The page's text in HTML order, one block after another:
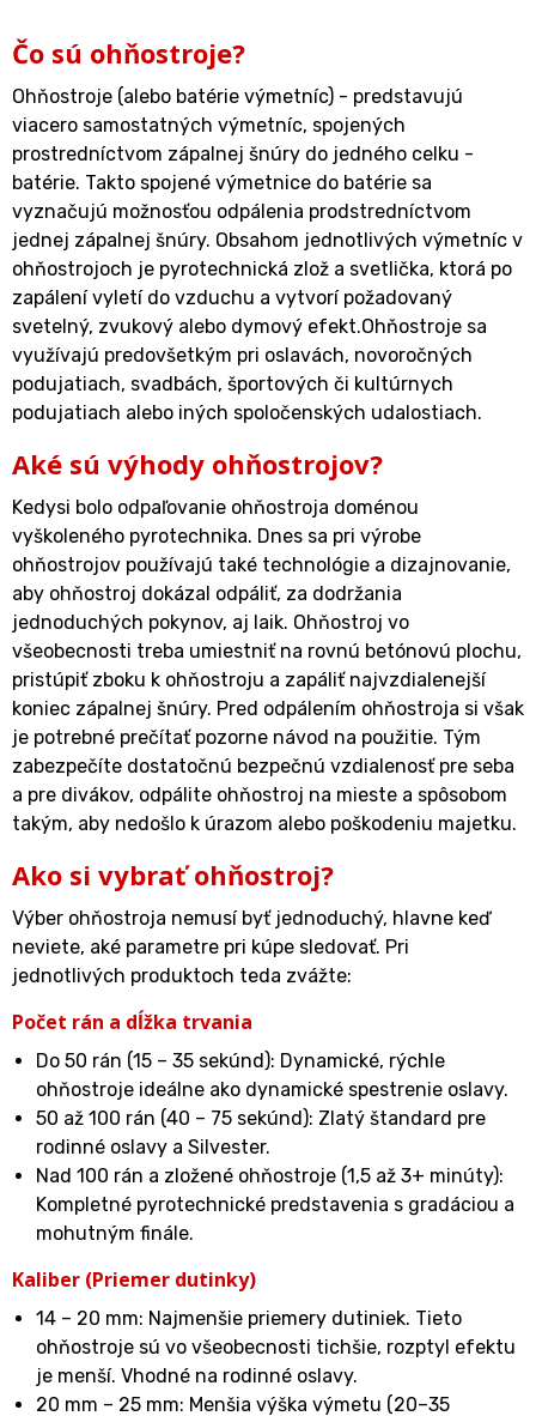
Čo sú ohňostroje?
Ohňostroje (alebo batérie výmetníc) - predstavujú
viacero samostatných výmetníc, spojených
prostredníctvom zápalnej šnúry do jedného celku -
batérie. Takto spojené výmetnice do batérie sa
vyznačujú možnosťou odpálenia prodstredníctvom
jednej zápalnej šnúry. Obsahom jednotlivých výmetníc v
ohňostrojoch je pyrotechnická zlož a svetlička, ktorá po
zapálení vyletí do vzduchu a vytvorí požadovaný
svetelný, zvukový alebo dymový efekt.Ohňostroje sa
využívajú predovšetkým pri oslavách, novoročných
podujatiach, svadbách, športových či kultúrnych
podujatiach alebo iných spoločenských udalostiach.
Aké sú výhody ohňostrojov?
Kedysi bolo odpaľovanie ohňostroja doménou
vyškoleného pyrotechnika. Dnes sa pri výrobe
ohňostrojov používajú také technológie a dizajnovanie,
aby ohňostroj dokázal odpáliť, za dodržania
jednoduchých pokynov, aj laik. Ohňostroj vo
všeobecnosti treba umiestniť na rovnú betónovú plochu,
pristúpiť zboku k ohňostroju a zapáliť najvzdialenejší
koniec zápalnej šnúry. Pred odpálením ohňostroja si však
je potrebné prečítať pozorne návod na použitie. Tým
zabezpečíte dostatočnú bezpečnú vzdialenosť pre seba
a pre divákov, odpálite ohňostroj na mieste a spôsobom
takým, aby nedošlo k úrazom alebo poškodeniu majetku.
Ako si vybrať ohňostroj?
Výber ohňostroja nemusí byť jednoduchý, hlavne keď
neviete, aké parametre pri kúpe sledovať. Pri
jednotlivých produktoch teda zvážte:
Počet rán a dĺžka trvania
Do 50 rán (15 – 35 sekúnd): Dynamické, rýchle
ohňostroje ideálne ako dynamické spestrenie oslavy.
50 až 100 rán (40 – 75 sekúnd): Zlatý štandard pre
rodinné oslavy a Silvester.
Nad 100 rán a zložené ohňostroje (1,5 až 3+ minúty):
Kompletné pyrotechnické predstavenia s gradáciou a
mohutným finále.
Kaliber (Priemer dutinky)
14 – 20 mm: Najmenšie priemery dutiniek. Tieto
ohňostroje sú vo všeobecnosti tichšie, rozptyl efektu
je menší. Vhodné na rodinné oslavy.
20 mm – 25 mm: Menšia výška výmetu (20–35